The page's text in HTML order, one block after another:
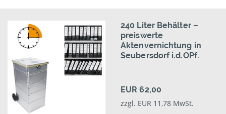
240 Liter Behälter –
preiswerte
Aktenvernichtung in
Seubersdorf i.d.OPf.
EUR 62,00
zzgl. EUR 11,78 MwSt.